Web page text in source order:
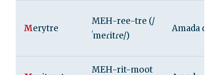
Merytre
MEH-ree-tre (/
ˈmeɾitɾe/)
Amada de
MEH-rit-moot